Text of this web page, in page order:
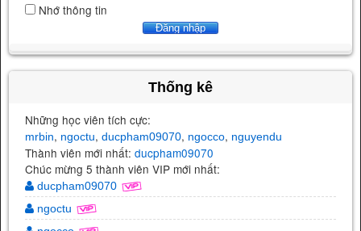
Nhớ thông tin
Thống kê
Những học viên tích cực:
mrbin, ngoctu, ducpham09070, ngocco, nguyendu
Thành viên mới nhất: ducpham09070
Chúc mừng 5 thành viên VIP mới nhất:
ducpham09070
ngoctu